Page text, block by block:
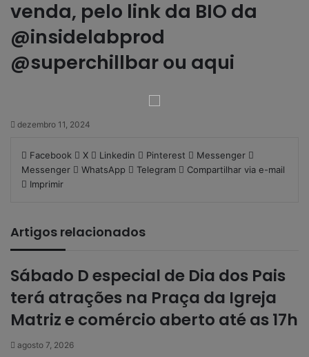
venda, pelo link da BIO da
@insidelabprod
@superchillbarou aqui
dezembro 11, 2024
Facebook X Linkedin Pinterest
Messenger
Messenger
WhatsApp Telegram
Compartilhar via e-mail
Imprimir
Artigos relacionados
Sábado D especial de Dia dos Pais
terá atrações na Praça da Igreja
Matriz e comércio aberto até as 17h
agosto 7, 2026